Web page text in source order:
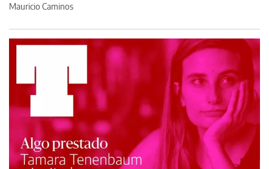
Mauricio Caminos